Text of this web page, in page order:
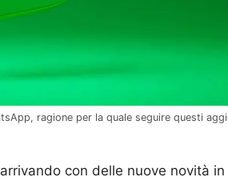
ragione per la quale seguire questi
con delle nuove novità in